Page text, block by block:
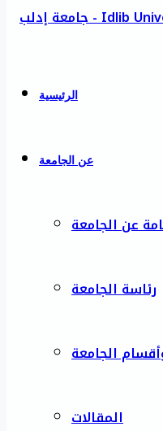
الرئيسية
عن الجامعة
عن الجامعة
رئاسة الجامعة
الجامعة
المقالات